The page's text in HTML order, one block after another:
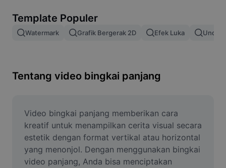
Gabung gambar
Ubah Ukuran Gambar
Pembuat Meme
AI Text Remover
AI People Remover
Template Populer
Watermark Grafik Bergerak 2D Efek Luka Unduh
Tentang video bingkai panjang
Video bingkai panjang memberikan cara
kreatif untuk menampilkan cerita visual secara
estetik dengan format vertikal atau horizontal
yang menonjol. Dengan menggunakan bingkai
video panjang, Anda bisa menciptakan